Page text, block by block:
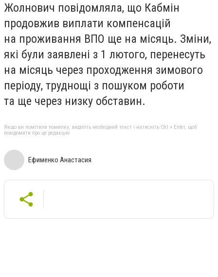
Жолнович повідомляла, що Кабмін
продовжив виплати компенсацій
на проживання ВПО ще на місяць. Зміни,
які були заявлені з 1 лютого, перенесуть
на місяць через проходження зимового
періоду, труднощі з пошуком роботи
та ще через низку обставин.
Якщо ви помітили помилку, виділіть необхідний текст і натисніть Ctrl + Enter, щоб
повідомити про це редакцію
Ефименко Анастасия